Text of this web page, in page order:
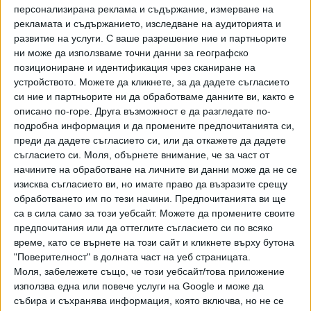
персонализирана реклама и съдържание, измерване на
рекламата и съдържанието, изследване на аудиторията и
развитие на услуги. С ваше разрешение ние и партньорите
ни може да използваме точни данни за географско
позициониране и идентификация чрез сканиране на
устройството. Можете да кликнете, за да дадете съгласието
си ние и партньорите ни да обработваме данните ви, както е
описано по-горе. Друга възможност е да разгледате по-
подробна информация и да промените предпочитанията си,
преди да дадете съгласието си, или да откажете да дадете
съгласието си.
Моля, обърнете внимание, че за част от
начините на обработване на личните ви данни може да не се
изисква съгласието ви, но имате право да възразите срещу
обработването им по тези начини. Предпочитанията ви ще
са в сила само за този уебсайт. Можете да промените своите
предпочитания или да оттеглите съгласието си по всяко
време, като се върнете на този сайт и кликнете върху бутона
"Поверителност" в долната част на уеб страницата.
Моля, забележете също, че този уебсайт/това приложение
използва една или повече услуги на Google и може да
събира и съхранява информация, която включва, но не се
не се брои при измерване на засадата.
Има промени и за това кои ситуации ще подлежат на
оценка от VAR. Преди това бяха само нарушения за
директен червен картон или за дузпа. Сега технологията
ще се намесва за преглед на корнери и удари от
вратата, ако се прецени, че съдията на терена е ощетил
някой отбор, както и при показване на втори жълт
картон, водещ до червен.
Освен това реферите ще са длъжни да предотвратяват
губенето на игрално време. Новите правила повеляват
съдията да започне да отброява до 5, ако сметне, че
тъч или удар от вратата се протака излишно. Ако
топката не бъде изиграна в рамките на 5 секунди,
противниковият отбор ще получи тъч или корнер.
Играчите, които напускат за смяна, пък ще имат 10
секунди да излязат от която и да е точка на терена. Ако
не го направят, влизащият вместо тях ще изчаква